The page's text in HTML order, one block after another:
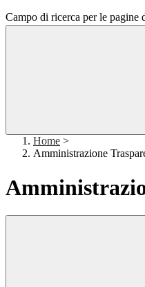
Campo di ricerca per le pagine
Home >
Amministrazione